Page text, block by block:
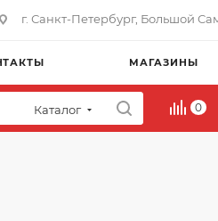
г. Санкт-Петербург, Большой
МАГАЗИНЫ
Каталог 0